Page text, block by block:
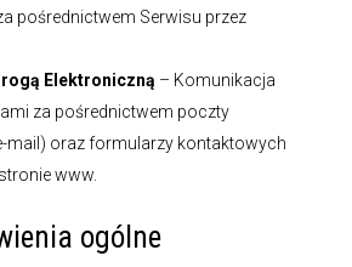
pośrednictwem Serwisu przez
Elektroniczną – Komunikacja
za pośrednictwem poczty
mail) oraz formularzy kontaktowych
www.
ogólne